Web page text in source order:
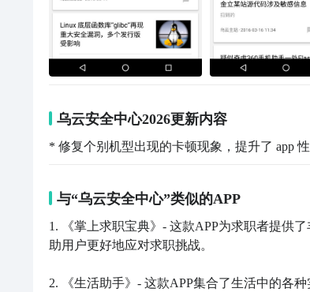
乌云安全中心2026更新内容
* 修复个别机型出现的卡顿现象，提升了 app
与“乌云安全中心”类似的APP
1. 《掌上求职宝典》- 这款APP为求职者提供
助用户更好地应对求职挑战。
2. 《生活助手》- 这款APP集合了生活中的各